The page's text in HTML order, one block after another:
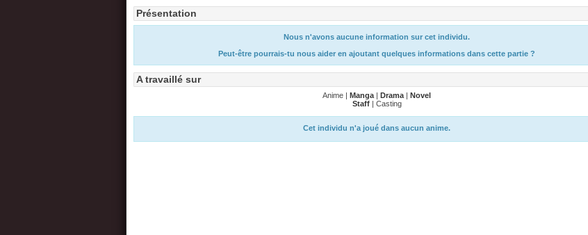
Présentation
Nous n'avons aucune information sur cet individu.
Peut-être pourrais-tu nous aider en ajoutant quelques informations dans cette partie ?
A travaillé sur
Anime | Manga | Drama | Novel
Staff| Casting
Cet individu n'a joué dans aucun anime.